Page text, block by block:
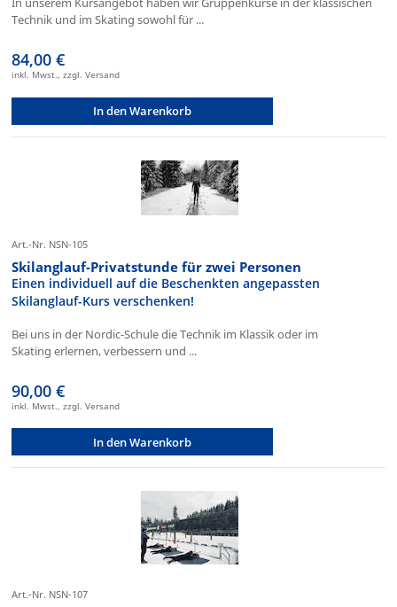
Technik und im Skating sowohl für ...
84,00 €
inkl. Mwst., zzgl. Versand
In den Warenkorb
Art.-Nr. NSN-105
Skilanglauf-Privatstunde für zwei Personen
Einen individuell auf die Beschenkten angepassten
Skilanglauf-Kurs verschenken!
Bei uns in der Nordic-Schule die Technik im Klassik oder im
Skating erlernen, verbessern und ...
90,00 €
inkl. Mwst., zzgl. Versand
In den Warenkorb
Art.-Nr. NSN-107